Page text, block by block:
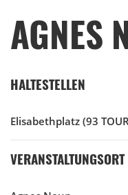
AGNES
HALTESTELLEN
Elisabethplatz (93
VERANSTALTUNGSORT